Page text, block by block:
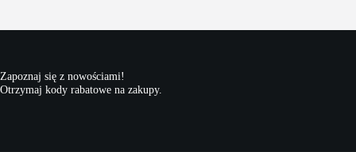
Zapoznaj się z nowościami!
Otrzymaj kody rabatowe na zakupy.